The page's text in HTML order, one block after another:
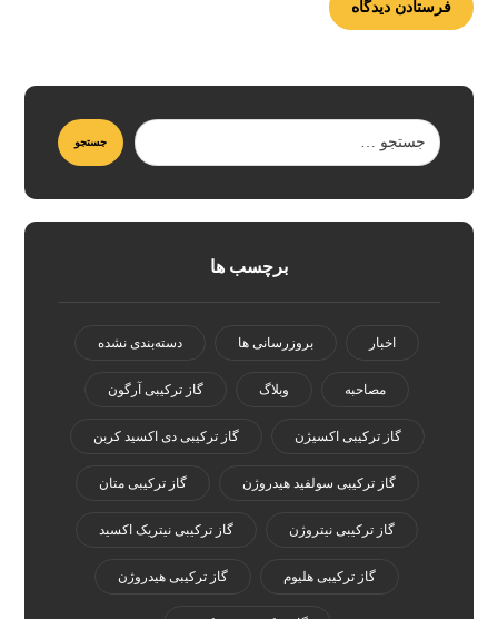
برچسب ها
اخبار بروزرسانی ها دسته‌بندی نشده
مصاحبه وبلاگ گاز ترکیبی آرگون
گاز ترکیبی اکسیژن گاز ترکیبی دی اکسید کربن
گاز ترکیبی سولفید هیدروژن گاز ترکیبی متان
گاز ترکیبی نیتروژن گاز ترکیبی نیتریک اکسید
گاز ترکیبی هلیوم گاز ترکیبی هیدروژن